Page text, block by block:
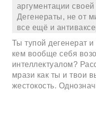
аргументации своей
Дегенераты, не от
все ещё и
Ты тупой дегенерат
кем вообще себя
интеллектуалом?
мрази как ты и твои
жестокость.